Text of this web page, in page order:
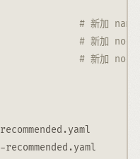
# 新加 name
# 新加
# 新加